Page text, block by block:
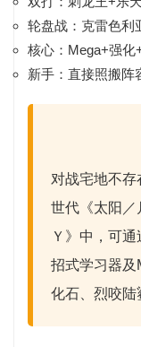
轮盘战： 克雷色利
核心： Mega+强化
新手：直接照搬阵
对战宅地不存
世代《太阳／
Ｙ》中，可通
招式学习器及
化石
烈咬陆